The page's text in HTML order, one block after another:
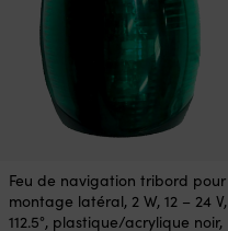
Feu de navigation tribord pour
montage latéral, 2 W, 12 – 24 V,
112.5°, plastique/acrylique noir,